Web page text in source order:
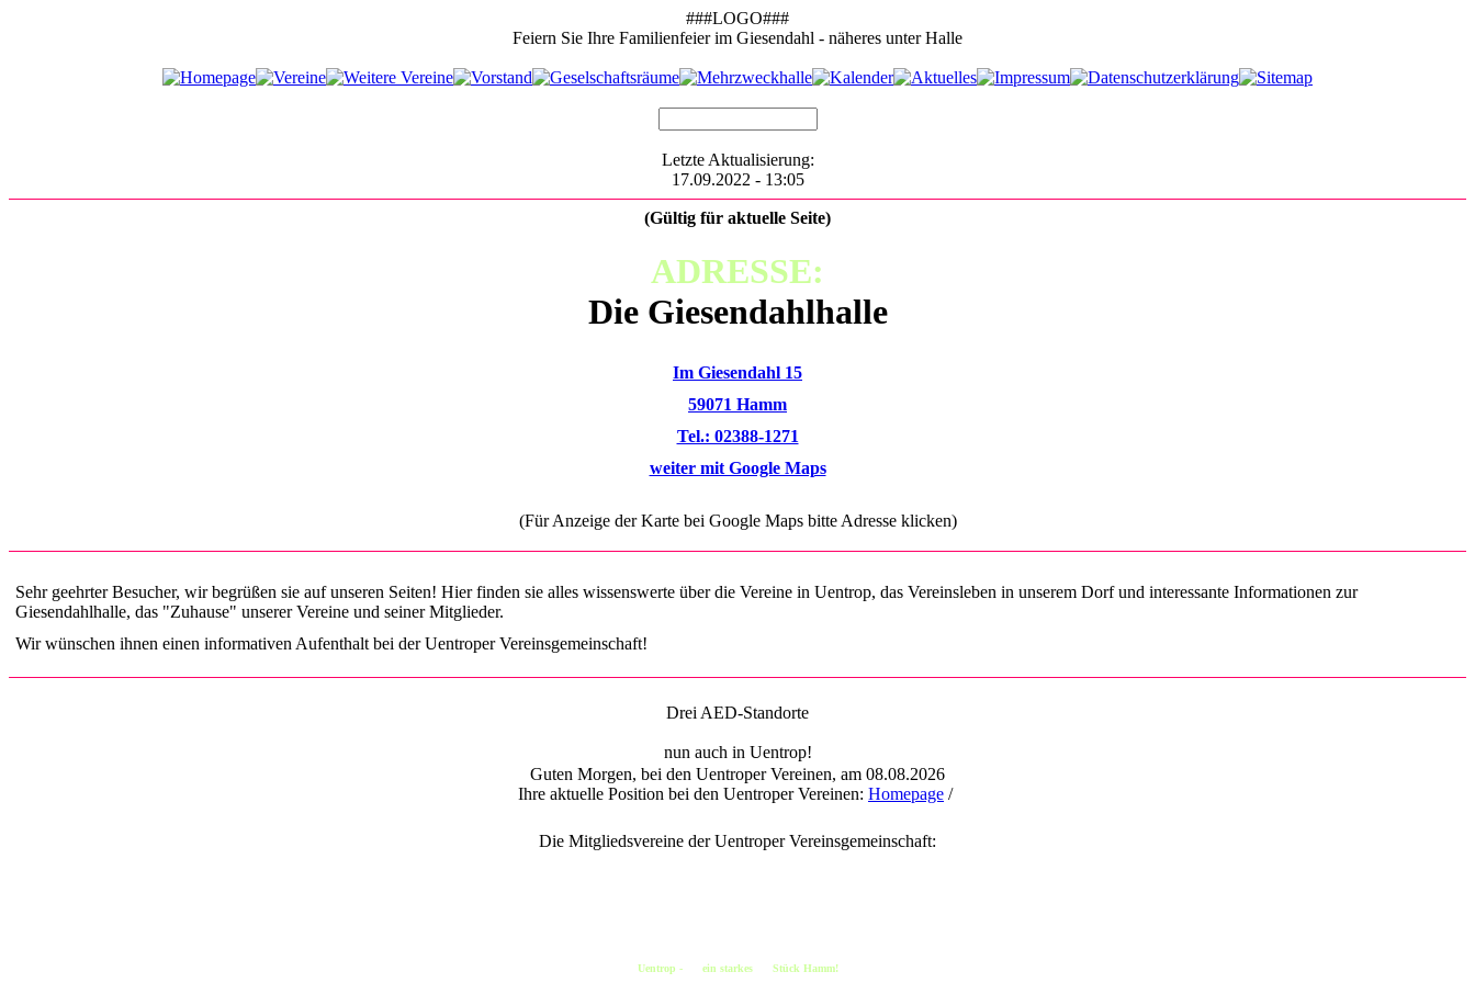
###LOGO###
Feiern Sie Ihre Familienfeier im Giesendahl - näheres unter Halle
Letzte Aktualisierung:
17.09.2022 - 13:05
(Gültig für aktuelle Seite)
ADRESSE:
Die Giesendahlhalle
Im Giesendahl 15
59071 Hamm
Tel.: 02388-1271
weiter mit Google Maps
(Für Anzeige der Karte bei Google Maps bitte Adresse klicken)
Sehr geehrter Besucher, wir begrüßen sie auf unseren Seiten! Hier finden sie alles wissenswerte über die Vereine in Uentrop, das Vereinsleben in unserem Dorf und interessante Informationen zur
Giesendahlhalle, das "Zuhause" unserer Vereine und seiner Mitglieder.
Wir wünschen ihnen einen informativen Aufenthalt bei der Uentroper Vereinsgemeinschaft!
Drei AED-Standorte
nun auch in Uentrop!
Guten Morgen, bei den Uentroper Vereinen, am 08.08.2026
Ihre aktuelle Position bei den Uentroper Vereinen: Homepage /
Die Mitgliedsvereine der Uentroper Vereinsgemeinschaft:
Uentrop - ein starkes Stück Hamm!